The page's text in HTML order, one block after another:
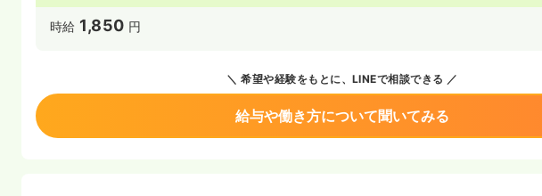
時給 1,850 円
希望や経験をもとに、LINEで相談できる
給与や働き方について聞いてみる